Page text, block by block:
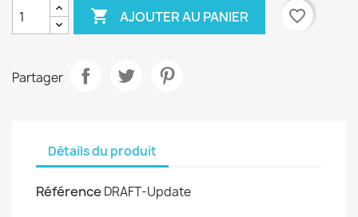
 AJOUTER AU PANIER favorite_border
Partager
Détails du produit
Référence DRAFT-Update